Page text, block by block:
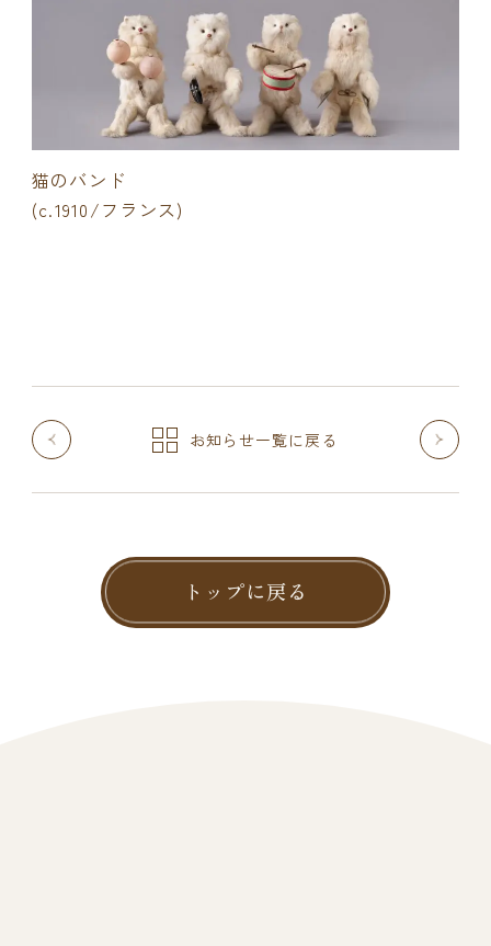
猫のバンド
(c.1910/フランス)
お知らせ一覧に戻る
トップに戻る